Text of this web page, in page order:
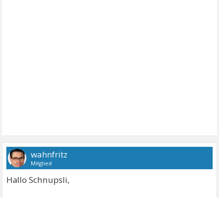
wahnfritz
Mitglied
Hallo Schnupsli,